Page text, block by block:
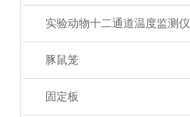
实验动物十二通道温度监测仪
豚鼠笼
固定板